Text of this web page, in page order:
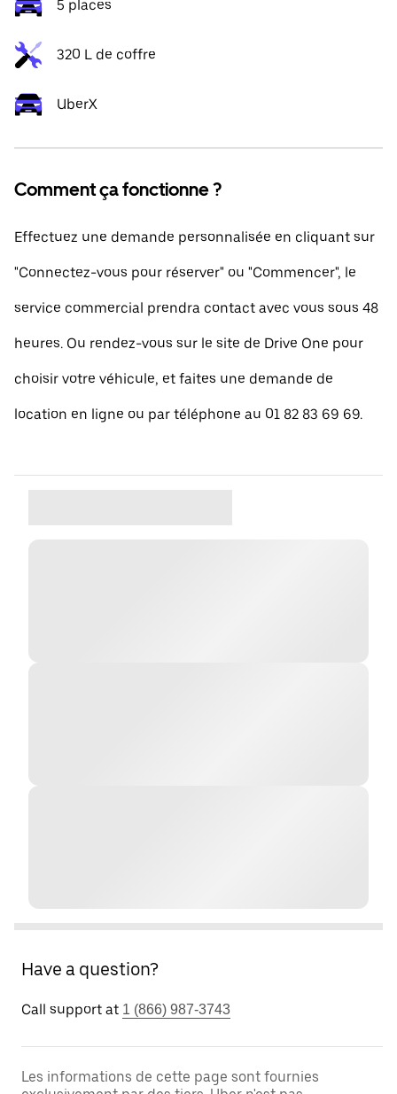
5 places
320 L de coffre
UberX
Comment ça fonctionne ?
Effectuez une demande personnalisée en cliquant sur
"Connectez-vous pour réserver" ou "Commencer", le
service commercial prendra contact avec vous sous 48
heures. Ou rendez-vous sur le site de Drive One pour
choisir votre véhicule, et faites une demande de
location en ligne ou par téléphone au 01 82 83 69 69.
Have a question?
Call support at 1 (866) 987-3743
Les informations de cette page sont fournies